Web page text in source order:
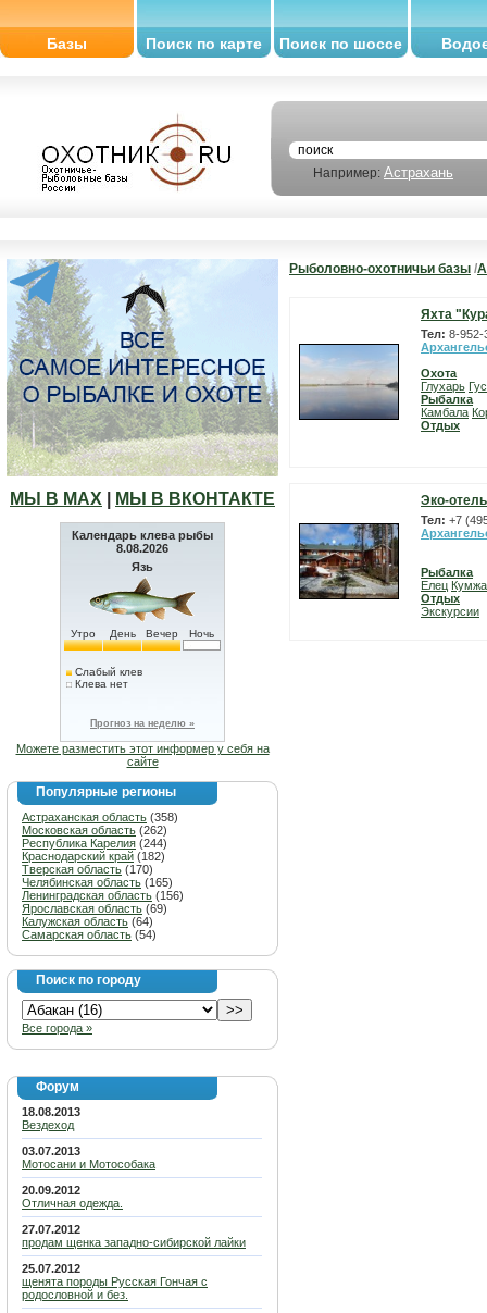
Базы Поиск по карте Поиск по шоссе
Например: Астрахань
МЫ В МАХ МЫ В ВКОНТАКТЕ
Календарь клева рыбы
8.08.2026
Язь
Утро День Вечер Ночь
Слабый клев
Клева нет
Прогноз на неделю »
Можете разместить этот информер у себя на
сайте
Популярные регионы
Астраханская область (358)
Московская область (262)
Республика Карелия (244)
Краснодарский край (182)
Тверская область (170)
Челябинская область (165)
Ленинградская область (156)
Ярославская область (69)
Калужская область (64)
Самарская область (54)
Поиск по городу
Все города »
Форум
18.08.2013
Вездеход
03.07.2013
Мотосани и Мотособака
20.09.2012
Отличная одежда.
27.07.2012
продам щенка западно-сибирской лайки
25.07.2012
щенята породы Русская Гончая с
родословной и без.
Рыболовно-охотничьи базы /
Яхта
Тел: 8-952-
Охота
Глухарь
Рыбалка
Камбала
Отдых
Эко-
Тел: +7
Рыбалка
Елец Кумжа
Отдых
Экскурсии